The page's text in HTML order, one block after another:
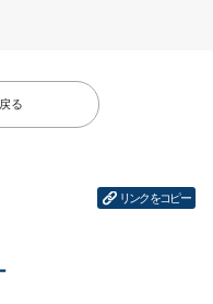
る
リンクをコピー